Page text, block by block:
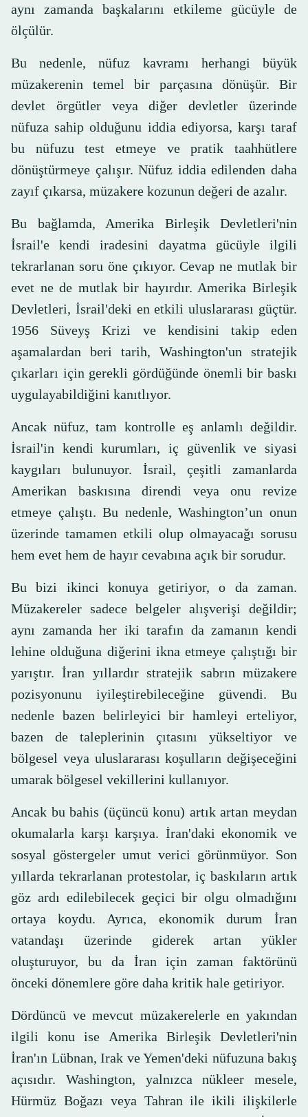
aynı zamanda başkalarını etkileme gücüyle de
ölçülür.
Bu nedenle, nüfuz kavramı herhangi büyük
müzakerenin temel bir parçasına dönüşür. Bir
devlet örgütler veya diğer devletler üzerinde
nüfuza sahip olduğunu iddia ediyorsa, karşı taraf
bu nüfuzu test etmeye ve pratik taahhütlere
dönüştürmeye çalışır. Nüfuz iddia edilenden daha
zayıf çıkarsa, müzakere kozunun değeri de azalır.
Bu bağlamda, Amerika Birleşik Devletleri'nin
İsrail'e kendi iradesini dayatma gücüyle ilgili
tekrarlanan soru öne çıkıyor. Cevap ne mutlak bir
evet ne de mutlak bir hayırdır. Amerika Birleşik
Devletleri, İsrail'deki en etkili uluslararası güçtür.
1956 Süveyş Krizi ve kendisini takip eden
aşamalardan beri tarih, Washington'un stratejik
çıkarları için gerekli gördüğünde önemli bir baskı
uygulayabildiğini kanıtlıyor.
Ancak nüfuz, tam kontrolle eş anlamlı değildir.
İsrail'in kendi kurumları, iç güvenlik ve siyasi
kaygıları bulunuyor. İsrail, çeşitli zamanlarda
Amerikan baskısına direndi veya onu revize
etmeye çalıştı. Bu nedenle, Washington’un onun
üzerinde tamamen etkili olup olmayacağı sorusu
hem evet hem de hayır cevabına açık bir sorudur.
Bu bizi ikinci konuya getiriyor, o da zaman.
Müzakereler sadece belgeler alışverişi değildir;
aynı zamanda her iki tarafın da zamanın kendi
lehine olduğuna diğerini ikna etmeye çalıştığı bir
yarıştır. İran yıllardır stratejik sabrın müzakere
pozisyonunu iyileştirebileceğine güvendi. Bu
nedenle bazen belirleyici bir hamleyi erteliyor,
bazen de taleplerinin çıtasını yükseltiyor ve
bölgesel veya uluslararası koşulların değişeceğini
umarak bölgesel vekillerini kullanıyor.
Ancak bu bahis (üçüncü konu) artık artan meydan
okumalarla karşı karşıya. İran'daki ekonomik ve
sosyal göstergeler umut verici görünmüyor. Son
yıllarda tekrarlanan protestolar, iç baskıların artık
göz ardı edilebilecek geçici bir olgu olmadığını
ortaya koydu. Ayrıca, ekonomik durum İran
vatandaşı üzerinde giderek artan yükler
oluşturuyor, bu da İran için zaman faktörünü
önceki dönemlere göre daha kritik hale getiriyor.
Dördüncü ve mevcut müzakerelerle en yakından
ilgili konu ise Amerika Birleşik Devletleri'nin
İran'ın Lübnan, Irak ve Yemen'deki nüfuzuna bakış
açısıdır. Washington, yalnızca nükleer mesele,
Hürmüz Boğazı veya Tahran ile ikili ilişkilerle